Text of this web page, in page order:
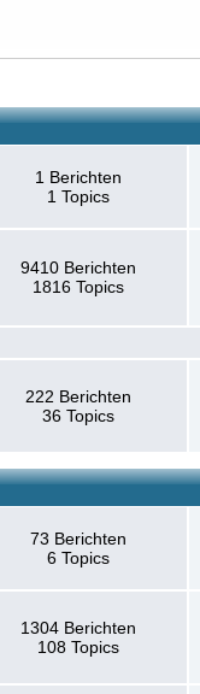
1 Berichten
1 Topics
9410 Berichten
1816 Topics
222 Berichten
36 Topics
73 Berichten
6 Topics
1304 Berichten
108 Topics